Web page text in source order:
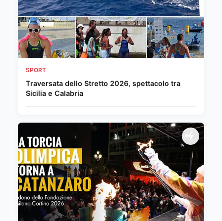
SPORT
Traversata dello Stretto 2026, spettacolo tra
Sicilia e Calabria